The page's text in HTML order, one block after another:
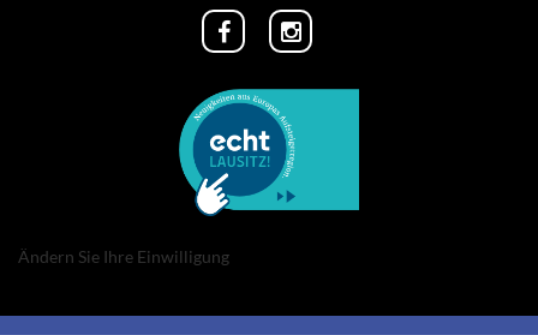
Ändern Sie Ihre Einwilligung